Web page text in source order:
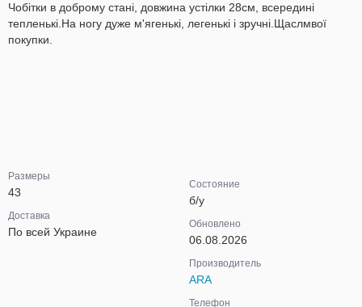
Чобітки в доброму стані, довжина устілки 28см, всередині
тепленькі.На ногу дуже м'ягенькі, легенькі і зручні.Щаслмвої
покупки.
Размеры
43
Доставка
По всей Украине
Состояние
б/у
Обновлено
06.08.2026
Производитель
ARA
Телефон